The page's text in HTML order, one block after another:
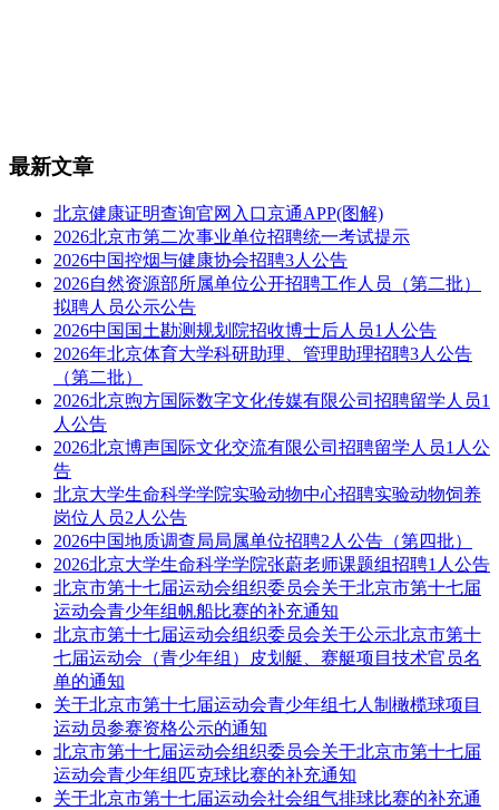
最新文章
北京健康证明查询官网入口京通APP(图解)
2026北京市第二次事业单位招聘统一考试提示
2026中国控烟与健康协会招聘3人公告
2026自然资源部所属单位公开招聘工作人员（第二批）
拟聘人员公示公告
2026中国国土勘测规划院招收博士后人员1人公告
2026年北京体育大学科研助理、管理助理招聘3人公告
（第二批）
2026北京煦方国际数字文化传媒有限公司招聘留学人员1
人公告
2026北京博声国际文化交流有限公司招聘留学人员1人公
告
北京大学生命科学学院实验动物中心招聘实验动物饲养
岗位人员2人公告
2026中国地质调查局局属单位招聘2人公告（第四批）
2026北京大学生命科学学院张蔚老师课题组招聘1人公告
北京市第十七届运动会组织委员会关于北京市第十七届
运动会青少年组帆船比赛的补充通知
北京市第十七届运动会组织委员会关于公示北京市第十
七届运动会（青少年组）皮划艇、赛艇项目技术官员名
单的通知
关于北京市第十七届运动会青少年组七人制橄榄球项目
运动员参赛资格公示的通知
北京市第十七届运动会组织委员会关于北京市第十七届
运动会青少年组匹克球比赛的补充通知
关于北京市第十七届运动会社会组气排球比赛的补充通